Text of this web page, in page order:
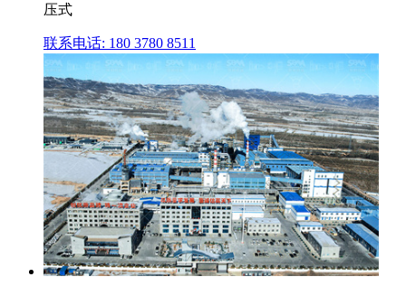
压式
联系电话: 180 3780 8511